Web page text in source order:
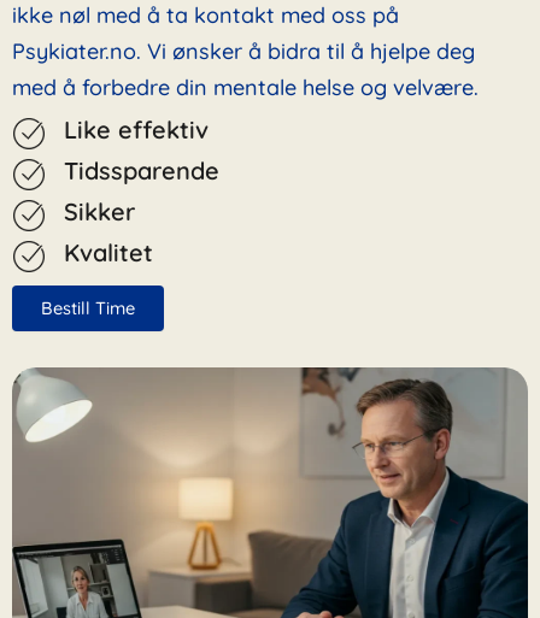
ikke nøl med å ta kontakt med oss på
Psykiater.no. Vi ønsker å bidra til å hjelpe deg
med å forbedre din mentale helse og velvære.
Like effektiv
Tidssparende
Sikker
Kvalitet
Bestill Time